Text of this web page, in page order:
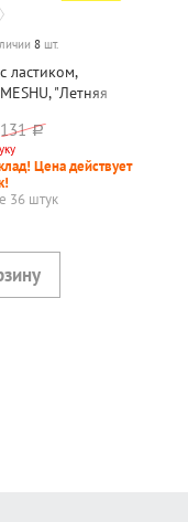
8 шт.
ластиком,
"Летняя
ассорти,
131 руб.
Цена действует
36 штук